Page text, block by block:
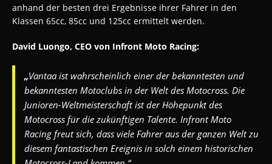
anhand der besten drei Ergebnisse ihrer Fahrer in den
Klassen 65cc, 85cc und 125cc ermittelt werden.
David Luongo, CEO von Infront Moto Racing:
„Vantaa ist wahrscheinlich einer der bekanntesten und
bekanntesten Motoclubs in der Welt des Motocross. Die
Junioren-Weltmeisterschaft ist der Höhepunkt des
Motocross für die zukünftigen Talente. Infront Moto
Racing freut sich, dass viele Fahrer aus der ganzen Welt zu
diesem fantastischen Ereignis in solch einem historischen